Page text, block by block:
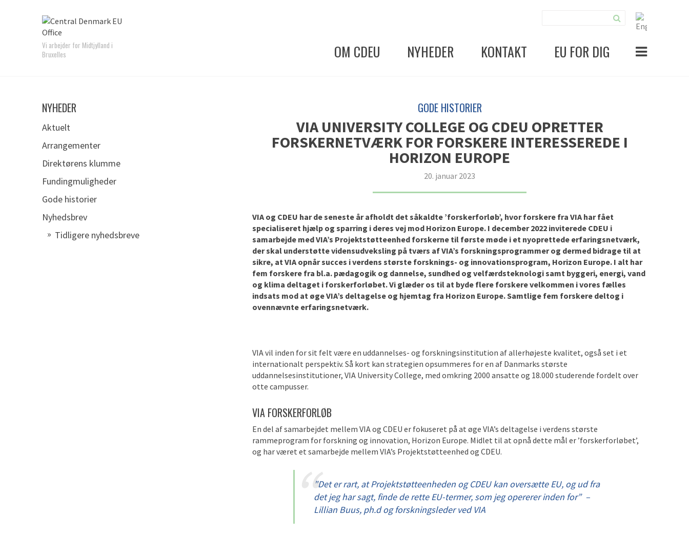
Vi arbejder for Midtjylland i
Bruxelles
OM CDEU NYHEDER KONTAKT EU FOR DIG
NYHEDER
Aktuelt
Arrangementer
Direktørens klumme
Fundingmuligheder
Gode historier
Nyhedsbrev
Tidligere nyhedsbreve
GODE HISTORIER
VIA UNIVERSITY COLLEGE OG CDEU OPRETTER
FORSKERNETVÆRK FOR FORSKERE INTERESSEREDE I
HORIZON EUROPE
20. januar 2023
VIA og CDEU har de seneste år afholdt det såkaldte ’forskerforløb’, hvor forskere fra VIA har fået
specialiseret hjælp og sparring i deres vej mod Horizon Europe. I december 2022 inviterede CDEU i
samarbejde medVIA’s Projektstøtteenhed forskerne til første møde i et nyoprettede erfaringsnetværk,
der skal understøttevidensudveksling på tværs afVIA’s forskningsprogrammer og dermed bidrage til at
sikre, at VIA opnår succes i verdens største forsknings- og innovationsprogram, Horizon Europe. I alt har
fem forskere fra bl.a. pædagogik og dannelse, sundhed og velfærdsteknologi samt byggeri, energi, vand
og klima deltaget i forskerforløbet. Vi glæder os til at byde flere forskere velkommen i vores fælles
indsats mod at øgeVIA’s deltagelse og hjemtag fra Horizon Europe. Samtlige fem forskere deltog i
ovennævnte erfaringsnetværk.
VIA vil inden for sit felt være en uddannelses- og forskningsinstitution af allerhøjeste kvalitet, også set i et
internationalt perspektiv. Så kort kan strategien opsummeres for en af Danmarks største
uddannelsesinstitutioner, VIA University College, med omkring 2000 ansatte og 18.000 studerende fordelt over
otte campusser.
VIA FORSKERFORLØB
En del af samarbejdet mellem VIA og CDEU er fokuseret på at øge VIA’s deltagelse i verdens største
rammeprogram for forskning og innovation, Horizon Europe. Midlet til at opnå dette mål er ’forskerforløbet’,
og har været et samarbejde mellem VIA’s Projektstøtteenhed og CDEU.
”Det er rart, at Projektstøtteenheden og CDEU kan oversætte EU, og ud fra
det jeg har sagt, finde de rette EU-termer, som jeg opererer inden for” –
Lillian Buus, ph.d og forskningsleder ved VIA